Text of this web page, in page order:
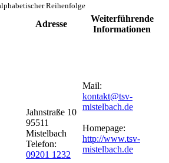
Reihenfolge
Adresse
Weiterführende
Informationen
Jahnstraße 10
95511
Mistelbach
Telefon:
09201 1232
Mail:
kontakt@tsv-
mistelbach.de
Homepage:
http://www.tsv-
mistelbach.de